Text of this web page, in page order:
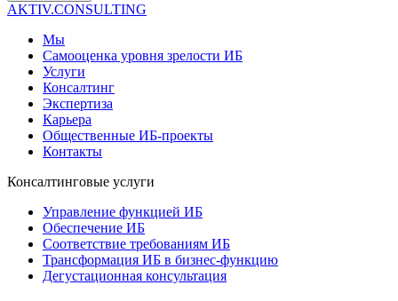
AKTIV.CONSULTING
Мы
Самооценка уровня зрелости ИБ
Услуги
Консалтинг
Экспертиза
Карьера
Общественные ИБ-проекты
Контакты
Консалтинговые услуги
Управление функцией ИБ
Обеспечение ИБ
Соответствие требованиям ИБ
Трансформация ИБ в бизнес-функцию
Дегустационная консультация